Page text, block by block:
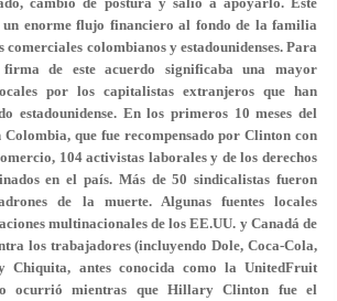
enorme flujo financiero al fondo de la familia
comerciales colombianos y estadounidenses. Para
de este acuerdo significaba una mayor
por los capitalistas extranjeros que han
estadounidense. En los primeros 10 meses del
Colombia, que fue recompensado por Clinton con
104 activistas laborales y de los derechos
en el país. Más de 50 sindicalistas fueron
de la muerte. Algunas fuentes locales
multinacionales de los EE.UU. y Canadá de
los trabajadores (incluyendo Dole, Coca-Cola,
Chiquita, antes conocida como la UnitedFruit
ocurrió mientras que Hillary Clinton fue el